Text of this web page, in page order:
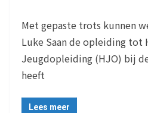
Met gepaste trots kunnen
Luke Saan de opleiding tot
Jeugdopleiding (HJO) bij
heeft
Lees meer